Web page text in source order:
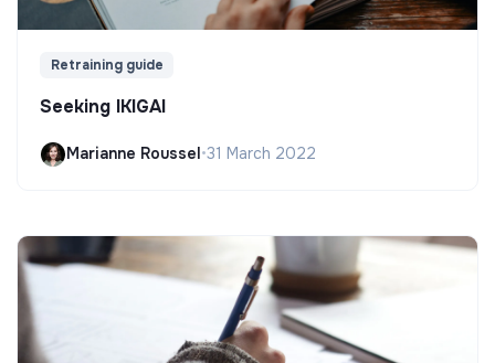
Retraining guide
Seeking IKIGAI
Marianne Roussel •31 March 2022